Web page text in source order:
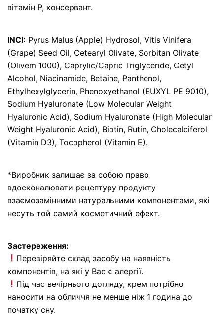
вітамін Р, консервант.
INCI: Pyrus Malus (Apple) Hydrosol, Vitis Vinifera
(Grape) Seed Oil, Cetearyl Olivate, Sorbitan Olivate
(Olivem 1000), Caprylic/Capric Triglyceride, Cetyl
Alcohol, Niacinamide, Betaine, Panthenol,
Ethylhexylglycerin, Phenoxyethanol (EUXYL PE 9010),
Sodium Hyaluronate (Low Molecular Weight
Hyaluronic Acid), Sodium Hyaluronate (High Molecular
Weight Hyaluronic Acid), Biotin, Rutin, Cholecalciferol
(Vitamin D3), Tocopherol (Vitamin E).
*Виробник залишає за собою право
вдосконалювати рецептуру продукту
взаємозамінними натуральними компонентами, які
несуть той самий косметичний ефект.
Застереження:
Перевіряйте склад засобу на наявність
компонентів, на які у Вас є алергії.
Під час вечірнього догляду, крем потрібно
наносити на обличчя не менше ніж 1 година до
початку сну.